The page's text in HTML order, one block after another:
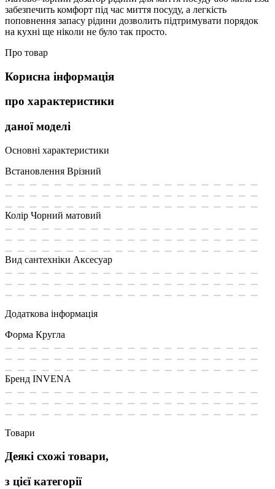
забезпечить комфорт під час миття посуду, а легкість
поповнення запасу рідини дозволить підтримувати порядок
на кухні ще ніколи не було так просто.
Про товар
Корисна інформація
про характеристики
даної моделі
Основні характеристики
Встановлення Врізний
Колір Чорний матовий
Вид сантехніки Аксесуар
Додаткова інформація
Форма Кругла
Бренд INVENA
Товари
Деякі схожі товари,
з цієї категорії